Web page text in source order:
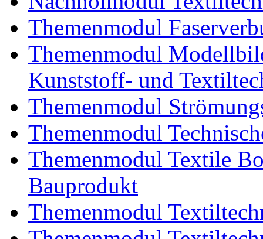
Themenmodul
Themenmodul
Kunststoff- und
Themenmodul
Themenmodul
Themenmodul Textile
Bauprodukt
Themenmodul